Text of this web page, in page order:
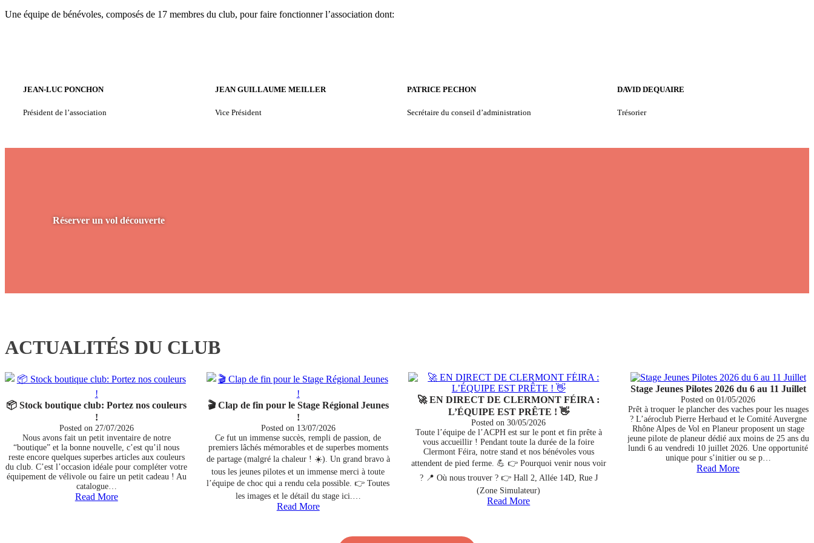
Une équipe de bénévoles, composés de 17 membres du club, pour faire fonctionner l’association dont:
JEAN-LUC PONCHON
Président de l’association
JEAN GUILLAUME MEILLER
Vice Président
PATRICE PECHON
Secrétaire du conseil d’administration
DAVID DEQUAIRE
Trésorier
Réserver un vol découverte
ACTUALITÉS DU CLUB
📦 Stock boutique club: Portez nos couleurs
!
Posted on 27/07/2026
Nous avons fait un petit inventaire de notre
“boutique” et la bonne nouvelle, c’est qu’il nous
reste encore quelques superbes articles aux couleurs
du club. C’est l’occasion idéale pour compléter votre
équipement de vélivole ou faire un petit cadeau ! Au
catalogue…
Read More
🎬 Clap de fin pour le Stage Régional Jeunes
!
Posted on 13/07/2026
Ce fut un immense succès, rempli de passion, de
premiers lâchés mémorables et de superbes moments
de partage (malgré la chaleur ! ☀️). Un grand bravo à
tous les jeunes pilotes et un immense merci à toute
l’équipe de choc qui a rendu cela possible. 👉 Toutes
les images et le détail du stage ici.…
Read More
🚀 EN DIRECT DE CLERMONT FÉIRA :
L’ÉQUIPE EST PRÊTE ! 👋
Posted on30/05/2026
Toute l’équipe de l’ACPH est sur le pont et fin prête à
vous accueillir ! Pendant toute la durée de la foire
Clermont Féira, notre stand et nos bénévoles vous
attendent de pied ferme. 💪 👉 Pourquoi venir nous voir
? 📍 Où nous trouver ? 👉 Hall 2, Allée 14D, Rue J
(Zone Simulateur)
Read More
Stage Jeunes Pilotes 2026 du 6 au 11 Juillet
Posted on01/05/2026
Prêt à troquer le plancher des vaches pour les nuages
? L’aéroclub Pierre Herbaud et le Comité Auvergne
Rhône Alpes de Vol en Planeur proposent un stage
jeune pilote de planeur dédié aux moins de 25 ans du
lundi 6 au vendredi 10 juillet 2026. Une opportunité
unique pour s’initier ou se p…
Read More